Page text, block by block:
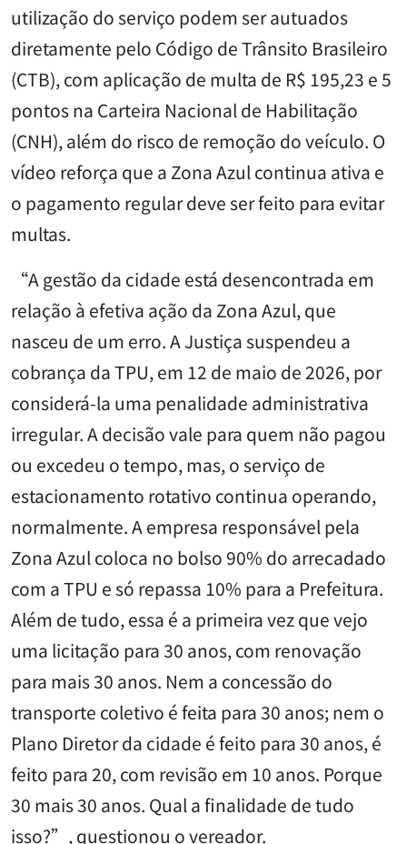
utilização do serviço podem ser autuados
diretamente pelo Código de Trânsito Brasileiro
(CTB), com aplicação de multa de R$ 195,23 e 5
pontos na Carteira Nacional de Habilitação
(CNH), além do risco de remoção do veículo. O
vídeo reforça que a Zona Azul continua ativa e
o pagamento regular deve ser feito para evitar
multas.
“A gestão da cidade está desencontrada em
relação à efetiva ação da Zona Azul, que
nasceu de um erro. A Justiça suspendeu a
cobrança da TPU, em 12 de maio de 2026, por
considerá-la uma penalidade administrativa
irregular. A decisão vale para quem não pagou
ou excedeu o tempo, mas, o serviço de
estacionamento rotativo continua operando,
normalmente. A empresa responsável pela
Zona Azul coloca no bolso 90% do arrecadado
com a TPU e só repassa 10% para a Prefeitura.
Além de tudo, essa é a primeira vez que vejo
uma licitação para 30 anos, com renovação
para mais 30 anos. Nem a concessão do
transporte coletivo é feita para 30 anos; nem o
Plano Diretor da cidade é feito para 30 anos, é
feito para 20, com revisão em 10 anos. Porque
30 mais 30 anos. Qual a finalidade de tudo
isso?”, questionou o vereador.